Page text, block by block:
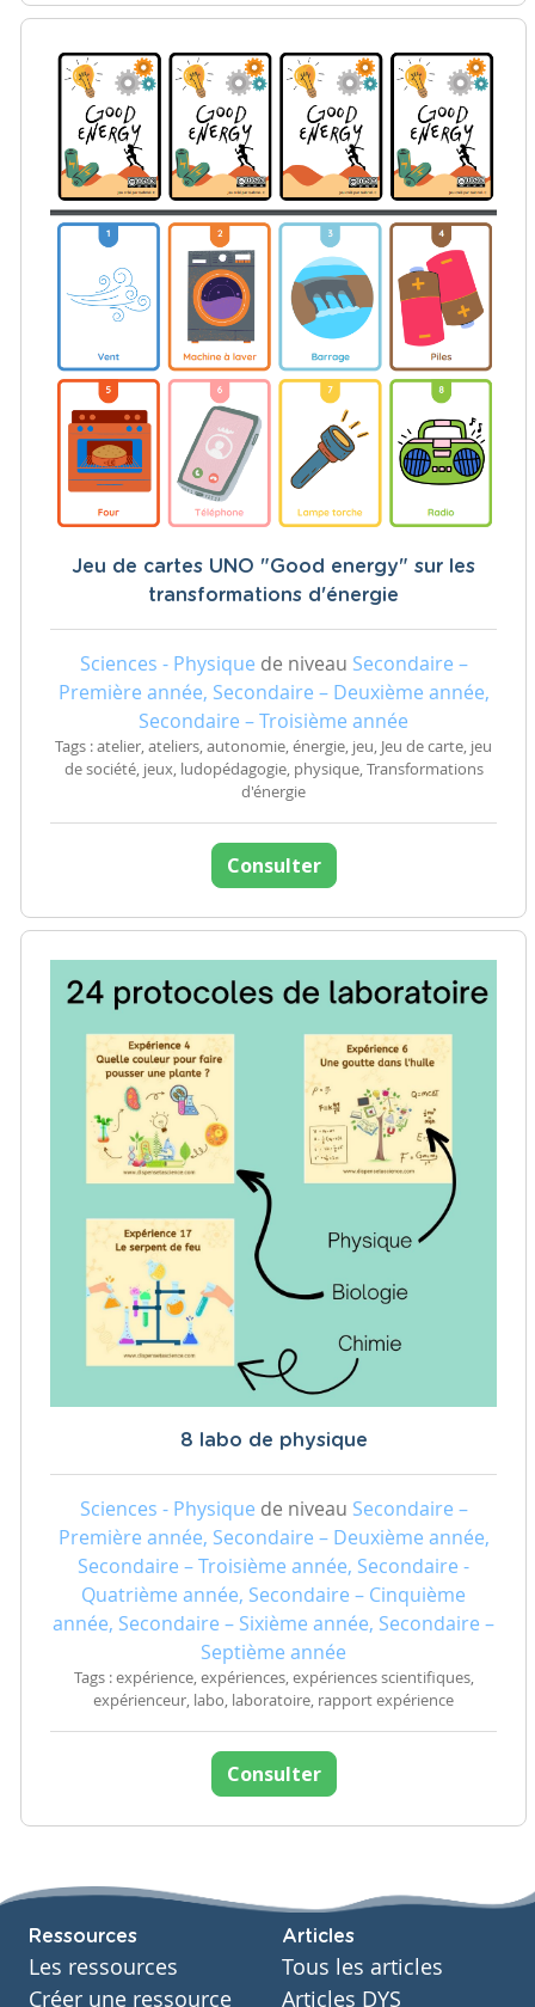
Jeu de cartes UNO "Good energy" sur les
transformations d'énergie
Sciences - Physique de niveau Secondaire –
Première année, Secondaire – Deuxième année,
Secondaire – Troisième année
Tags : atelier, ateliers, autonomie, énergie, jeu, Jeu de carte, jeu
de société, jeux, ludopédagogie, physique, Transformations
d'énergie
Consulter
8 labo de physique
Sciences - Physique de niveau Secondaire –
Première année, Secondaire – Deuxième année,
Secondaire – Troisième année, Secondaire -
Quatrième année, Secondaire – Cinquième
année, Secondaire – Sixième année, Secondaire –
Septième année
Tags : expérience, expériences, expériences scientifiques,
expérienceur, labo, laboratoire, rapport expérience
Consulter
Ressources
Les ressources
Créer une ressource
Articles
Tous les articles
Articles DYS